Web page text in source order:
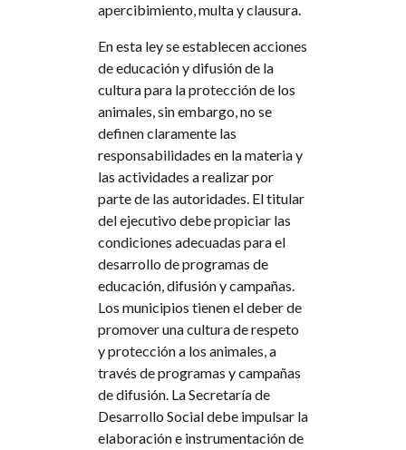
apercibimiento, multa y clausura.
En esta ley se establecen acciones
de educación y difusión de la
cultura para la protección de los
animales, sin embargo, no se
definen claramente las
responsabilidades en la materia y
las actividades a realizar por
parte de las autoridades. El titular
del ejecutivo debe propiciar las
condiciones adecuadas para el
desarrollo de programas de
educación, difusión y campañas.
Los municipios tienen el deber de
promover una cultura de respeto
y protección a los animales, a
través de programas y campañas
de difusión. La Secretaría de
Desarrollo Social debe impulsar la
elaboración e instrumentación de